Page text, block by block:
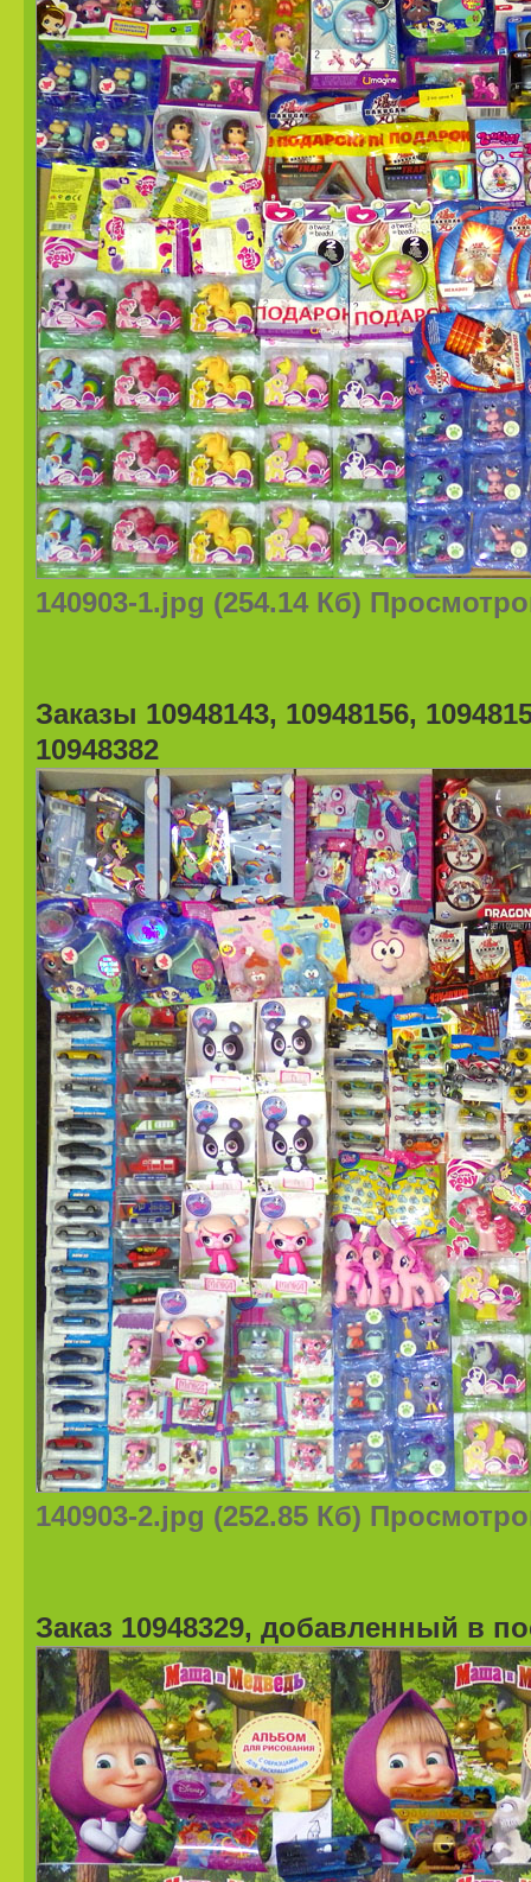
140903-1.jpg (254.14 Кб)
Заказы 10948143, 10948156,
10948382
140903-2.jpg (252.85 Кб)
Заказ 10948329, добавленный в